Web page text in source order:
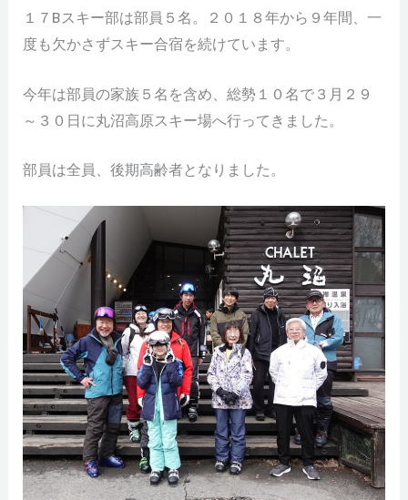
１７Bスキー部は部員５名。２０１８年から９年間、一
度も欠かさずスキー合宿を続けています。
今年は部員の家族５名を含め、総勢１０名で３月２９
～３０日に丸沼高原スキー場へ行ってきました。
部員は全員、後期高齢者となりました。